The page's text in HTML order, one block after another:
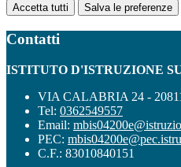
Accetta tutti Salva le preferenze
Contatti
ISTITUTO D'ISTRUZIONE
VIA CALABRIA 24 -
Tel: 0362549557
Email:
PEC:
C.F.: 83010840151